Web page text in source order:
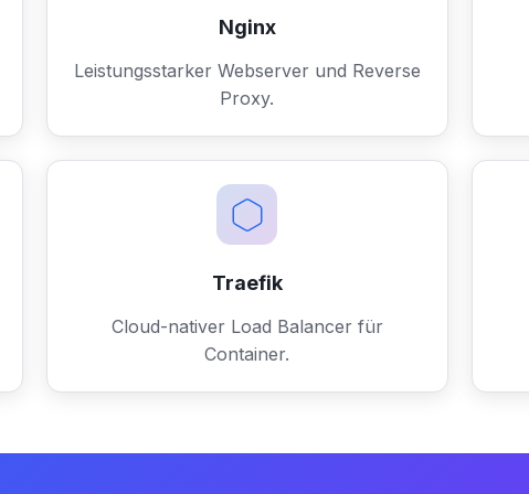
Nginx
Leistungsstarker Webserver und Reverse
Proxy.
Traefik
Cloud-nativer Load Balancer für
Container.